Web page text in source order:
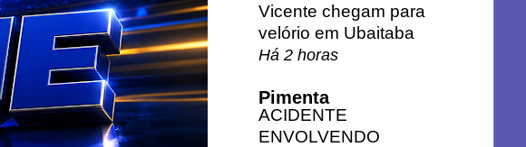
Vicente chegam para
velório em Ubaitaba
Há 2 horas
Pimenta
ACIDENTE
ENVOLVENDO